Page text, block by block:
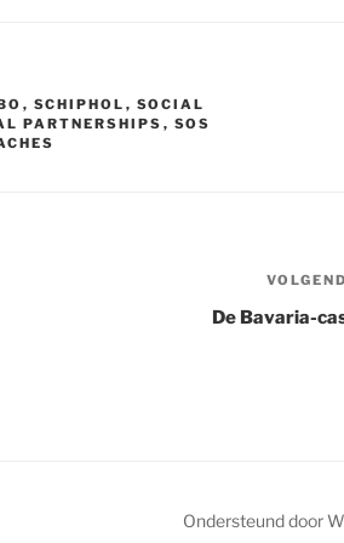
, SCHIPHOL , SOCIAL
PARTNERSHIPS , SOS
De Bavaria-
Ondersteund door